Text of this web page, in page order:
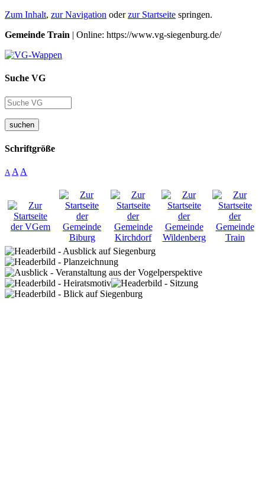
Zum Inhalt, zur Navigation oderzur Startseite springen.
Gemeinde Train | Online: https://www.vg-siegenburg.de/
Suche VG
suchen
Schriftgröße
A A A